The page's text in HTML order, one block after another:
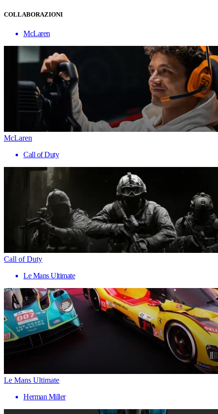
COLLABORAZIONI
McLaren
McLaren
Call of Duty
Call of Duty
Le Mans Ultimate
Le Mans Ultimate
Herman Miller